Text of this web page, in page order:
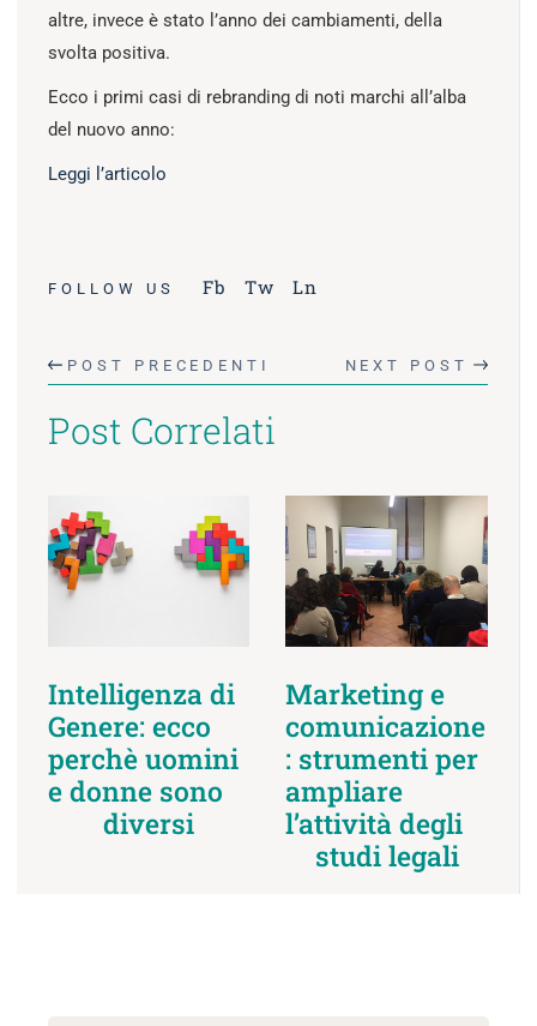
altre, invece è stato l’anno dei cambiamenti, della
svolta positiva.
Ecco i primi casi di rebranding di noti marchi all’alba
del nuovo anno:
Leggi l’articolo
FOLLOW US Fb Tw Ln
POST PRECEDENTI NEXT POST
Post Correlati
Intelligenza di
Genere: ecco
perchè uomini
e donne sono
diversi
Marketing e
comunicazione
: strumenti per
ampliare
l’attività degli
studi legali